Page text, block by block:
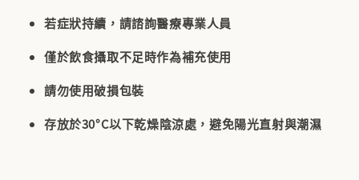
若症狀持續，請諮詢醫療專業人員
僅於飲食攝取不足時作為補充使用
請勿使用破損包裝
存放於30°C以下乾燥陰涼處，避免陽光直射與潮濕